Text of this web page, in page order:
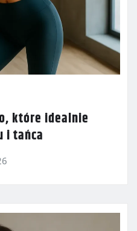
które idealnie
i tańca